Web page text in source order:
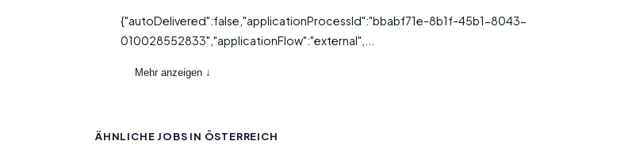
{"autoDelivered":false,"applicationProcessId":"bbabf71e-8b1f-45b1-8043-
010028552833","applicationFlow":"external",...
Mehr anzeigen ↓
ÄHNLICHE JOBS IN ÖSTERREICH